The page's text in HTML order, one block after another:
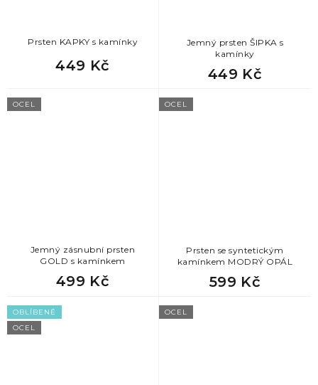
Prsten KAPKY s kamínky
449 Kč
Jemný prsten ŠIPKA s
kamínky
449 Kč
OCEL
Jemný zásnubní prsten
GOLD s kamínkem
499 Kč
OCEL
Prsten se syntetickým
kamínkem MODRÝ OPÁL
599 Kč
OBLÍBENÉ
OCEL
OCEL